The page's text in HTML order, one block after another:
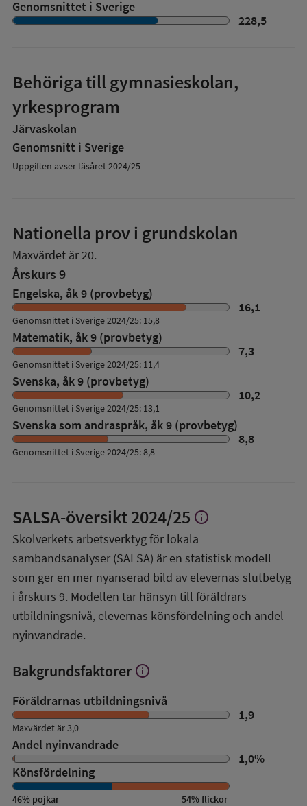
Genomsnittet i Sverige
228,5
Behöriga till gymnasieskolan,
yrkesprogram
Järvaskolan
Genomsnitt i Sverige
Uppgiften avser läsåret 2024/25
Nationella prov i grundskolan
Maxvärdet är 20.
Årskurs 9
Engelska, åk 9 (provbetyg)
16,1
Genomsnittet i Sverige 2024/25: 15,8
Matematik, åk 9 (provbetyg)
7,3
Genomsnittet i Sverige 2024/25: 11,4
Svenska, åk 9 (provbetyg)
10,2
Genomsnittet i Sverige 2024/25: 13,1
Svenska som andraspråk, åk 9 (provbetyg)
8,8
Genomsnittet i Sverige 2024/25: 8,8
SALSA-översikt2024/25 Visa
om
SALSA-
översikt
info
Skolverkets arbetsverktyg för lokala
sambandsanalyser (SALSA) är en statistisk modell
som ger en mer nyanserad bild av elevernas slutbetyg
i årskurs 9. Modellen tar hänsyn till föräldrars
utbildningsnivå, elevernas könsfördelning och andel
nyinvandrade.
Bakgrundsfaktorer Visa
om
Bakgrundsfaktorer
info
Föräldrarnas utbildningsnivå
1,9
Maxvärdet är 3,0
Andel nyinvandrade
1,0%
Könsfördelning
46% pojkar 54%flickor